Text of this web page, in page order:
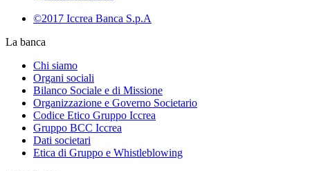
©2017 Iccrea Banca S.p.A
La banca
Chi siamo
Organi sociali
Bilanco Sociale e di Missione
Organizzazione e Governo Societario
Codice Etico Gruppo Iccrea
Gruppo BCC Iccrea
Dati societari
Etica di Gruppo e Whistleblowing